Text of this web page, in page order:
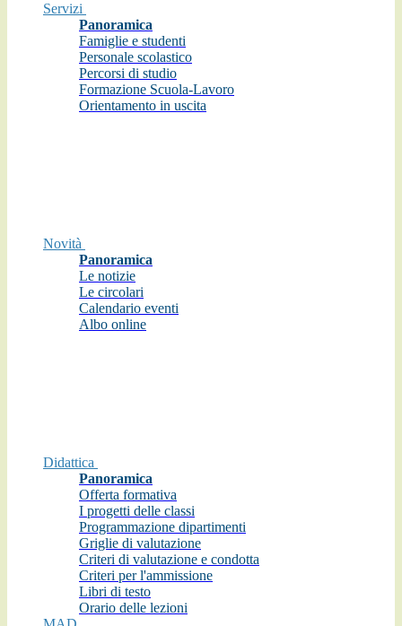
Servizi
Panoramica
Famiglie e studenti
Personale scolastico
Percorsi di studio
Formazione Scuola-Lavoro
Orientamento in uscita
Novità
Panoramica
Le notizie
Le circolari
Calendario eventi
Albo online
Didattica
Panoramica
Offerta formativa
I progetti delle classi
Programmazione dipartimenti
Griglie di valutazione
Criteri di valutazione e condotta
Criteri per l'ammissione
Libri di testo
Orario delle lezioni